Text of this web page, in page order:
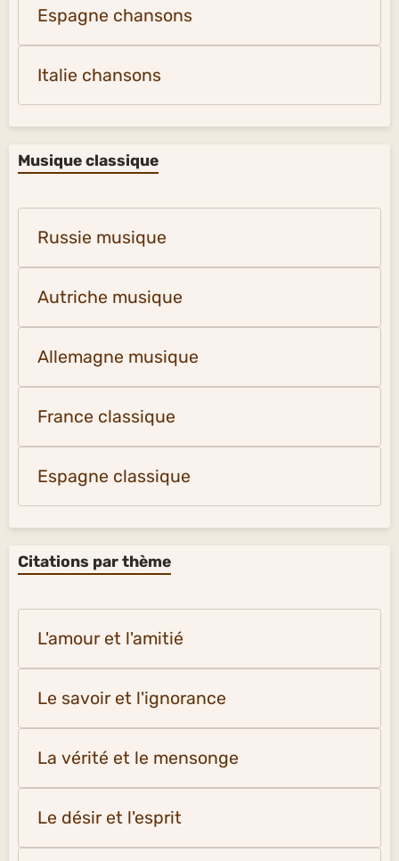
Espagne chansons
Italie chansons
Musique classique
Russie musique
Autriche musique
Allemagne musique
France classique
Espagne classique
Citations par thème
L'amour et l'amitié
Le savoir et l'ignorance
La vérité et le mensonge
Le désir et l'esprit